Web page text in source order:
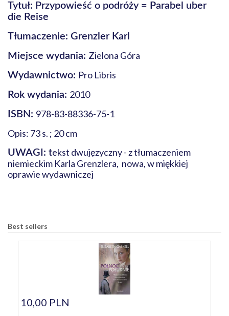
Tytuł: Przypowieść o podróży = Parabel uber
die Reise
Tłumaczenie: Grenzler Karl
Miejsce wydania: Zielona Góra
Wydawnictwo: Pro Libris
Rok wydania: 2010
ISBN: 978-83-88336-75-1
Opis: 73 s. ; 20 cm
UWAGI: tekst dwujęzyczny - z tłumaczeniem
niemieckim Karla Grenzlera, nowa, w miękkiej
oprawie wydawniczej
Best sellers
10,00 PLN